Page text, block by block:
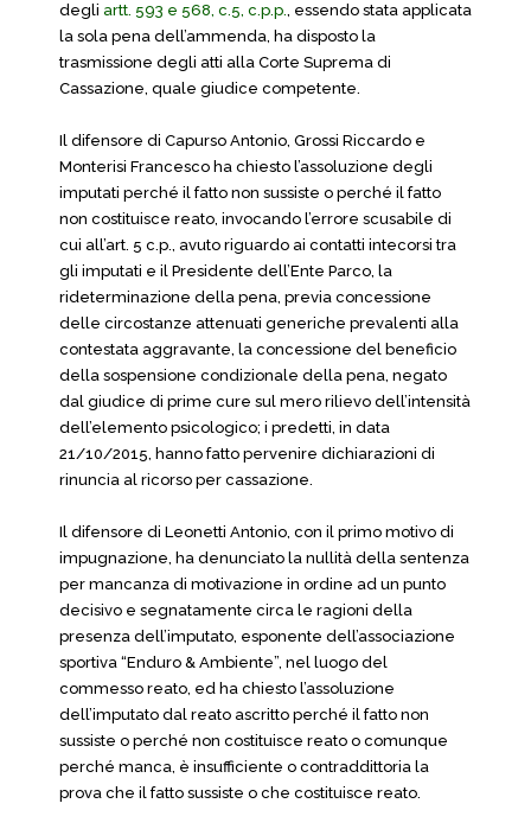
degli artt. 593 e 568, c.5, c.p.p., essendo stata applicata
la sola pena dell’ammenda, ha disposto la
trasmissione degli atti alla Corte Suprema di
Cassazione, quale giudice competente.
Il difensore di Capurso Antonio, Grossi Riccardo e
Monterisi Francesco ha chiesto l’assoluzione degli
imputati perché il fatto non sussiste o perché il fatto
non costituisce reato, invocando l’errore scusabile di
cui all’art. 5 c.p., avuto riguardo ai contatti intecorsi tra
gli imputati e il Presidente dell’Ente Parco, la
rideterminazione della pena, previa concessione
delle circostanze attenuati generiche prevalenti alla
contestata aggravante, la concessione del beneficio
della sospensione condizionale della pena, negato
dal giudice di prime cure sul mero rilievo dell’intensità
dell’elemento psicologico; i predetti, in data
21/10/2015, hanno fatto pervenire dichiarazioni di
rinuncia al ricorso per cassazione.
Il difensore di Leonetti Antonio, con il primo motivo di
impugnazione, ha denunciato la nullità della sentenza
per mancanza di motivazione in ordine ad un punto
decisivo e segnatamente circa le ragioni della
presenza dell’imputato, esponente dell’associazione
sportiva “Enduro & Ambiente”, nel luogo del
commesso reato, ed ha chiesto l’assoluzione
dell’imputato dal reato ascritto perché il fatto non
sussiste o perché non costituisce reato o comunque
perché manca, è insufficiente o contraddittoria la
prova che il fatto sussiste o che costituisce reato.